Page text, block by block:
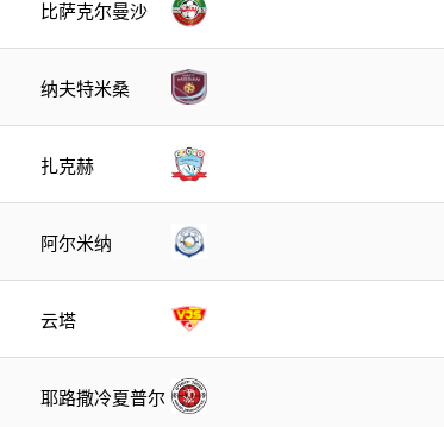
比萨克尔曼沙
纳夫特米桑
扎克赫
阿尔米纳
云塔
耶路撒冷夏普尔